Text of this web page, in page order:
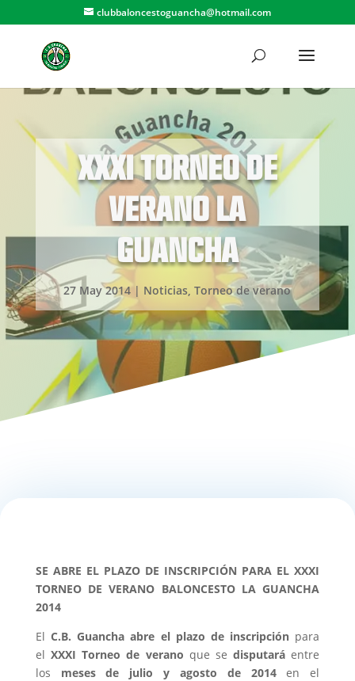
clubbaloncestoguancha@hotmail.com
XXXI TORNEO DE
VERANO LA
GUANCHA
27 May 2014| Noticias,Torneo de verano
SE ABRE EL PLAZO DE INSCRIPCIÓN PARA EL XXXI
TORNEO DE VERANO BALONCESTO LA GUANCHA
2014
El C.B. Guancha abre el plazo de inscripción para
el XXXI Torneo de verano que sedisputará entre
los meses de julio y agosto de 2014en el